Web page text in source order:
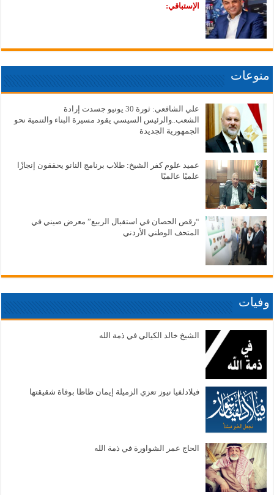
الإستباقي:
منوعات
علي الشافعي: ثورة 30 يونيو جسدت إرادة
الشعب..والرئيس السيسي يقود مسيرة البناء والتنمية نحو
الجمهورية الجديدة
عميد علوم كفر الشيخ: طلاب برنامج النانو يحققون إنجازًا
علميًا عالميًا
“رقص الحصان في استقبال الربيع” معرض صيني في
المتحف الوطني الأردني
وفيات
الشيخ خالد الكيالي في ذمة الله
فيلادلفيا نيوز تعزي الزميلة إيمان ظاظا بوفاة شقيقتها
الحاج عمر الشواورة في ذمة الله